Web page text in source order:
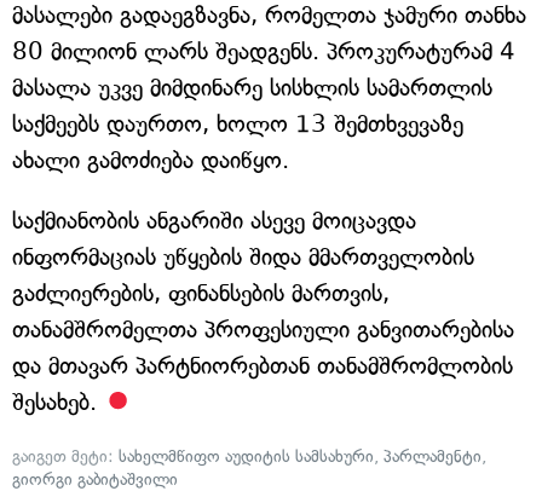
მასალები გადაეგზავნა, რომელთა ჯამური თანხა
80 მილიონ ლარს შეადგენს. პროკურატურამ 4
მასალა უკვე მიმდინარე სისხლის სამართლის
საქმეებს დაურთო, ხოლო 13 შემთხვევაზე
ახალი გამოძიება დაიწყო.
საქმიანობის ანგარიში ასევე მოიცავდა
ინფორმაციას უწყების შიდა მმართველობის
გაძლიერების, ფინანსების მართვის,
თანამშრომელთა პროფესიული განვითარებისა
და მთავარ პარტნიორებთან თანამშრომლობის
შესახებ.
გაიგეთ მეტი: სახელმწიფო აუდიტის სამსახური, პარლამენტი,
გიორგი გაბიტაშვილი